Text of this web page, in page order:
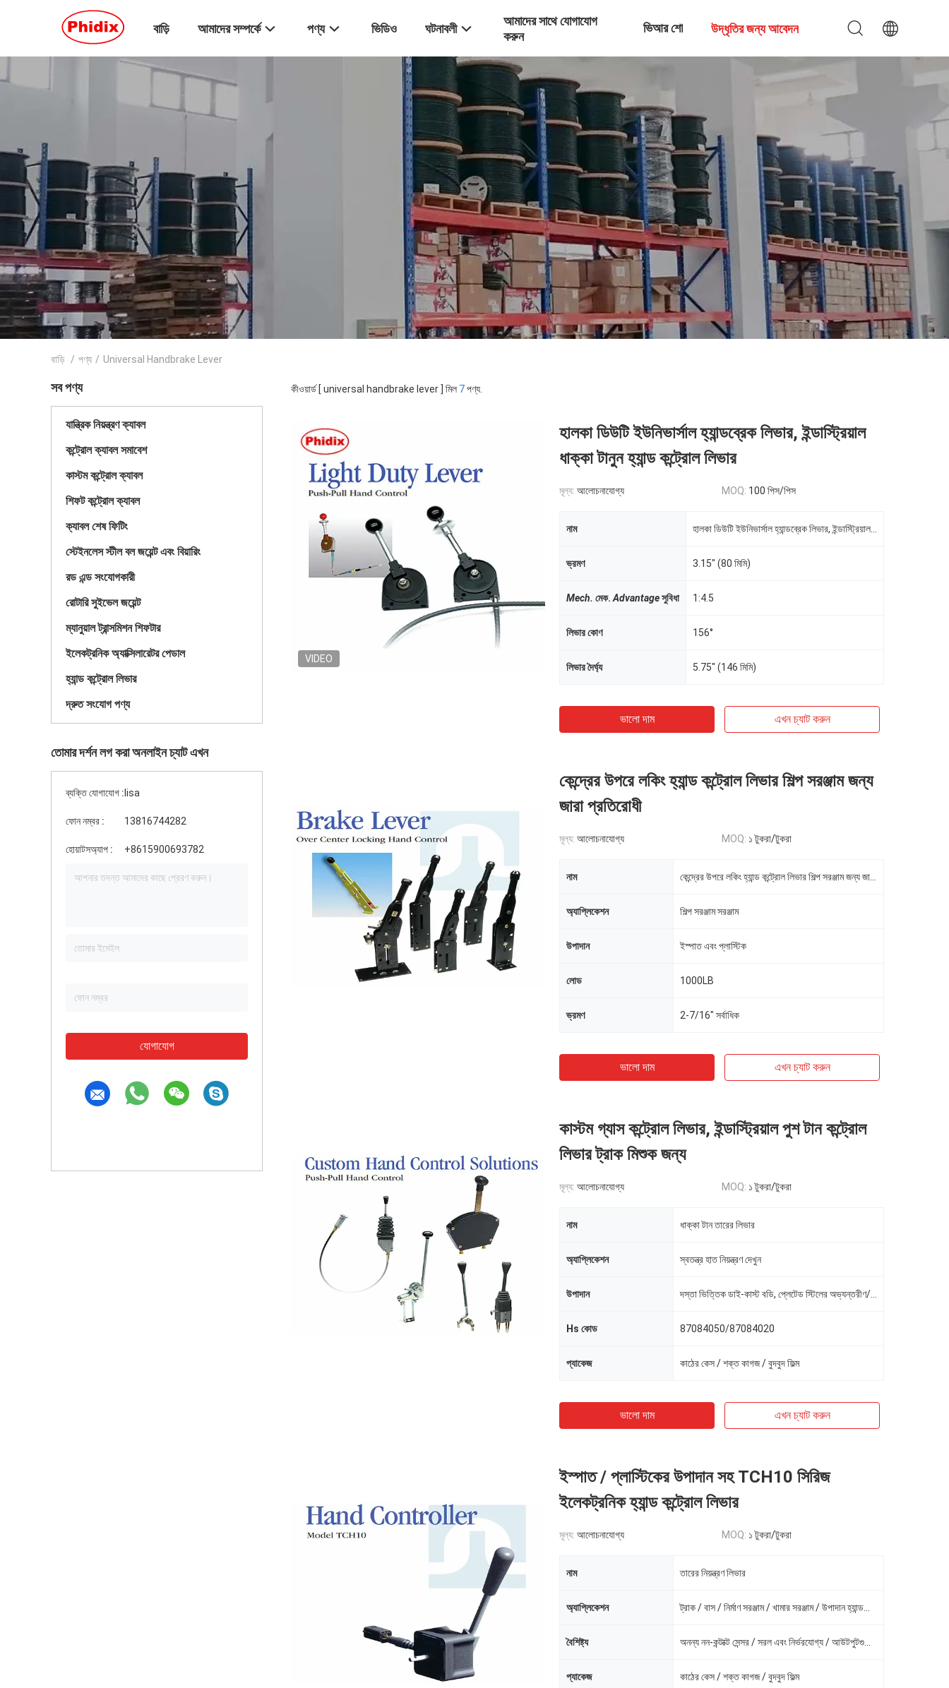
বাড়ি আমাদের সম্পর্কে পণ্য ভিডিও ঘটনাবলী
আমাদের সাথে যোগাযোগ
করুন
ভিআর শো উদ্ধৃতির জন্য আবেদন
বাড়ি / পণ্য / Universal Handbrake Lever
সব পণ্য
যান্ত্রিক নিয়ন্ত্রণ ক্যাবল
কন্ট্রোল ক্যাবল সমাবেশ
কাস্টম কন্ট্রোল ক্যাবল
শিফট কন্ট্রোল ক্যাবল
ক্যাবল শেষ ফিটিং
স্টেইনলেস স্টীল বল জয়েন্ট এবং বিয়ারিং
রড এন্ড সংযোগকারী
রোটারি সুইভেল জয়েন্ট
ম্যানুয়াল ট্রান্সমিশন শিফটার
ইলেকট্রনিক অ্যাক্সিলারেটর পেডাল
হ্যান্ড কন্ট্রোল লিভার
দ্রুত সংযোগ পণ্য
তোমার দর্শন লগ করা অনলাইন চ্যাট এখন
ব্যক্তি যোগাযোগ : lisa
ফোন নম্বর : 13816744282
হোয়াটসঅ্যাপ : +8615900693782
যোগাযোগ
কীওয়ার্ড [ universal handbrake lever ] মিল 7পণ্য.
VIDEO
হালকা ডিউটি ইউনিভার্সাল হ্যান্ডব্রেক লিভার, ইন্ডাস্ট্রিয়াল
ধাক্কা টানুন হ্যান্ড কন্ট্রোল লিভার
মূল্য: আলোচনাযোগ্য MOQ: 100 পিস/পিস
নাম
ভ্রমণ 3.15" (80 মিমি)
Mech. মেক. Advantageসুবিধা 1:4.5
লিভার কোণ 156°
লিভার দৈর্ঘ্য 5.75" (146 মিমি)
ভালো দাম এখন চ্যাট করুন
কেন্দ্রের উপরে লকিং হ্যান্ড কন্ট্রোল লিভার শিল্প সরঞ্জাম জন্য
জারা প্রতিরোধী
মূল্য: আলোচনাযোগ্য MOQ: ১ টুকরা/টুকরা
নাম
অ্যাপ্লিকেশন শিল্প সরঞ্জাম সরঞ্জাম
উপাদান ইস্পাত এবং প্লাস্টিক
লোড 1000LB
ভ্রমণ 2-7/16" সর্বাধিক
ভালো দাম এখন চ্যাট করুন
কাস্টম গ্যাস কন্ট্রোল লিভার, ইন্ডাস্ট্রিয়াল পুশ টান কন্ট্রোল
লিভার ট্রাক মিশুক জন্য
মূল্য: আলোচনাযোগ্য MOQ: ১ টুকরা/টুকরা
নাম ধাক্কা টান তারের লিভার
অ্যাপ্লিকেশন স্বতন্ত্র হাত নিয়ন্ত্রণ দেখুন
উপাদান
Hs কোড 87084050/87084020
প্যাকেজ কাঠের কেস / শক্ত কাগজ / বুদবুদ ফিল্ম
ভালো দাম এখন চ্যাট করুন
ইস্পাত / প্লাস্টিকের উপাদান সহ TCH10 সিরিজ
ইলেকট্রনিক হ্যান্ড কন্ট্রোল লিভার
মূল্য: আলোচনাযোগ্য MOQ: ১ টুকরা/টুকরা
নাম তারের নিয়ন্ত্রণ লিভার
অ্যাপ্লিকেশন
বৈশিষ্ট্য
প্যাকেজ কাঠের কেস / শক্ত কাগজ / বুদবুদ ফিল্ম